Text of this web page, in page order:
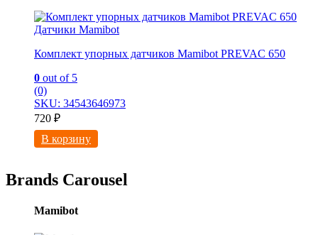
Датчики Mamibot
Комплект упорных датчиков Mamibot PREVAC 650
0 out of 5
(0)
SKU: 34543646973
720 ₽
В корзину
Brands Carousel
Mamibot